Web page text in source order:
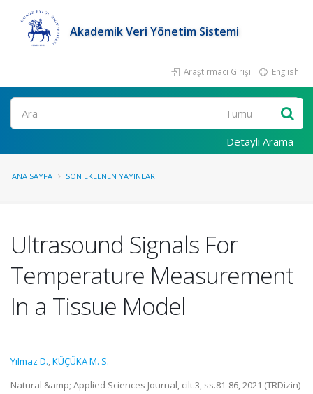
Akademik Veri Yönetim Sistemi
Araştırmacı Girişi English
Ara
Detaylı Arama
ANA SAYFA SON EKLENEN YAYINLAR
Ultrasound Signals For
Temperature Measurement
In a Tissue Model
Yılmaz D.,KÜÇÜKA M. S.
Natural &amp; Applied Sciences Journal, cilt.3, ss.81-86, 2021 (TRDizin)